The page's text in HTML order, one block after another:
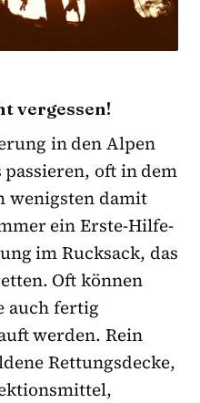
vergessen!
in den Alpen
oft in dem
wenigsten damit
ein Erste-Hilfe-
im Rucksack, das
Oft können
auch fertig
werden. Rein
Rettungsdecke,